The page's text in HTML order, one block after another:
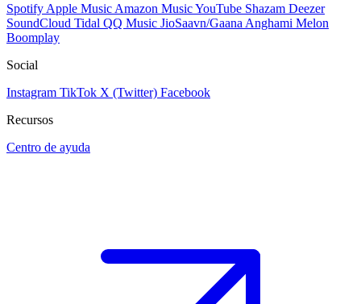
Spotify Apple Music Amazon MusicYouTube Shazam Deezer
SoundCloud Tidal QQ Music JioSaavn/Gaana Anghami Melon
Boomplay
Social
Instagram TikTok X (Twitter) Facebook
Recursos
Centro de ayuda